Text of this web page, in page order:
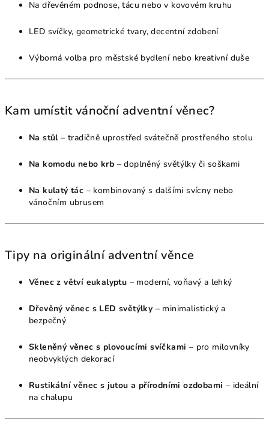
Na dřevěném podnose, tácu nebo v kovovém kruhu
LED svíčky, geometrické tvary, decentní zdobení
Výborná volba pro městské bydlení nebo kreativní duše
Kam umístit vánoční adventní věnec?
Na stůl– tradičně uprostřed svátečně prostřeného stolu
Na komodu nebo krb – doplněný světýlky či soškami
Na kulatý tác – kombinovaný s dalšími svícny nebo
vánočním ubrusem
Tipy na originální adventní věnce
Věnec z větví eukalyptu – moderní, voňavý a lehký
Dřevěný věnec s LED světýlky – minimalistický a
bezpečný
Skleněný věnec s plovoucími svíčkami – pro milovníky
neobvyklých dekorací
Rustikální věnec s jutou a přírodními ozdobami – ideální
na chalupu